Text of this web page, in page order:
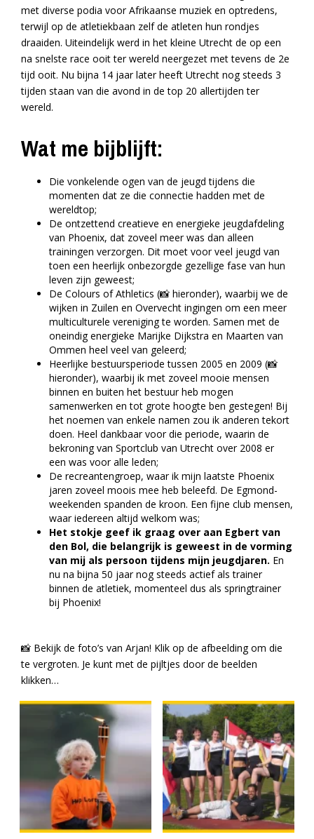
met diverse podia voor Afrikaanse muziek en optredens,
terwijl op de atletiekbaan zelf de atleten hun rondjes
draaiden. Uiteindelijk werd in het kleine Utrecht de op een
na snelste race ooit ter wereld neergezet met tevens de 2e
tijd ooit. Nu bijna 14 jaar later heeft Utrecht nog steeds 3
tijden staan van die avond in de top 20 allertijden ter
wereld.
Wat me bijblijft:
Die vonkelende ogen van de jeugd tijdens die
momenten dat ze die connectie hadden met de
wereldtop;
De ontzettend creatieve en energieke jeugdafdeling
van Phoenix, dat zoveel meer was dan alleen
trainingen verzorgen. Dit moet voor veel jeugd van
toen een heerlijk onbezorgde gezellige fase van hun
leven zijn geweest;
De Colours of Athletics (📸 hieronder), waarbij we de
wijken in Zuilen en Overvecht ingingen om een meer
multiculturele vereniging te worden. Samen met de
oneindig energieke Marijke Dijkstra en Maarten van
Ommen heel veel van geleerd;
Heerlijke bestuursperiode tussen 2005 en 2009 (📸
hieronder), waarbij ik met zoveel mooie mensen
binnen en buiten het bestuur heb mogen
samenwerken en tot grote hoogte ben gestegen! Bij
het noemen van enkele namen zou ik anderen tekort
doen. Heel dankbaar voor die periode, waarin de
bekroning van Sportclub van Utrecht over 2008 er
een was voor alle leden;
De recreantengroep, waar ik mijn laatste Phoenix
jaren zoveel moois mee heb beleefd. De Egmond-
weekenden spanden de kroon. Een fijne club mensen,
waar iedereen altijd welkom was;
Het stokje geef ik graag over aan Egbert van
den Bol, die belangrijk is geweest in de vorming
van mij als persoon tijdens mijn jeugdjaren. En
nu na bijna 50 jaar nog steeds actief als trainer
binnen de atletiek, momenteel dus als springtrainer
bij Phoenix!
📸 Bekijk de foto’s van Arjan! Klik op de afbeelding om die
te vergroten. Je kunt met de pijltjes door de beelden
klikken…